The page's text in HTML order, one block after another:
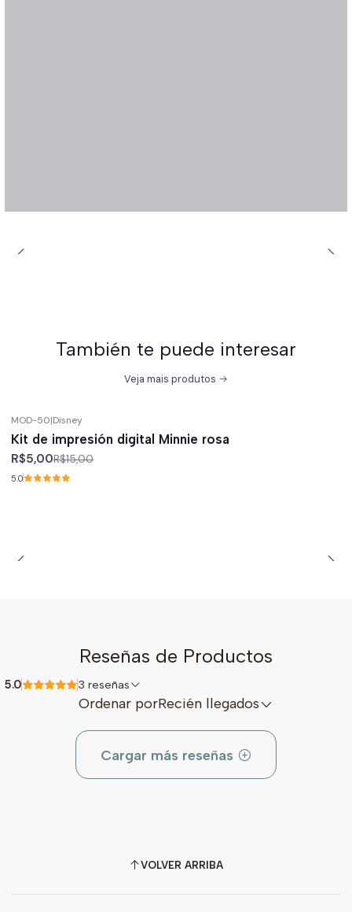
También te puede interesar
Veja mais produtos
MOD-50|Disney
Kit de impresión digital Minnie rosa
R$5,00R$15,00
5.0
Reseñas de Productos
5.0 3 reseñas
Ordenar porRecién llegados
Cargar más reseñas
VOLVER ARRIBA